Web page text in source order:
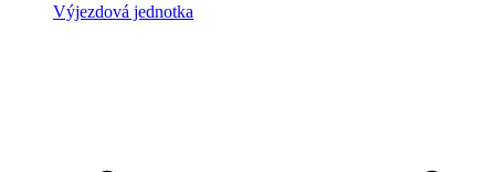
Výjezdová jednotka